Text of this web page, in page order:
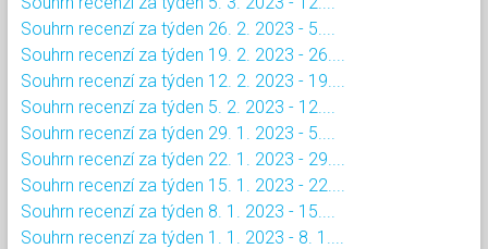
Souhrn recenzí za týden 26. 2. 2023 - 5....
Souhrn recenzí za týden 19. 2. 2023 - 26....
Souhrn recenzí za týden 12. 2. 2023 - 19....
Souhrn recenzí za týden 5. 2. 2023 - 12....
Souhrn recenzí za týden 29. 1. 2023 - 5....
Souhrn recenzí za týden 22. 1. 2023 - 29....
Souhrn recenzí za týden 15. 1. 2023 - 22....
Souhrn recenzí za týden 8. 1. 2023 - 15....
Souhrn recenzí za týden 1. 1. 2023 - 8. 1....